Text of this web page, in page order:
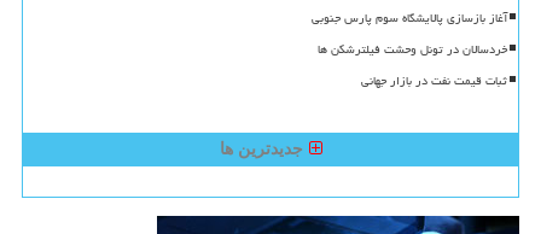
آغاز بازسازی پالایشگاه سوم پارس جنوبی
خردسالان در تونل وحشت فیلترشکن ها
ثبات قیمت نفت در بازار جهانی
جدیدترین ها